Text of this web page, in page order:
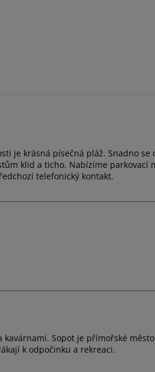
je krásná písečná pláž. Snadno se
klid a ticho. Nabízíme parkovací
telefonický kontakt.
Sopot je přímořské
k odpočinku a rekreaci.